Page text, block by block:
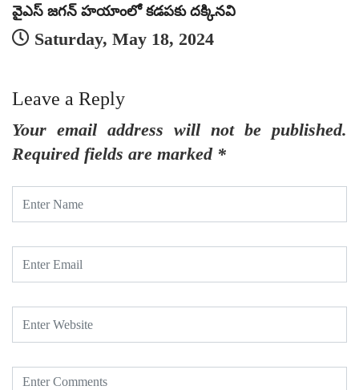
వైఎస్ జగన్ హయాంలో కడపకు దక్కినవి
Saturday, May 18, 2024
Leave a Reply
Your email address will not be published.
Required fields are marked *